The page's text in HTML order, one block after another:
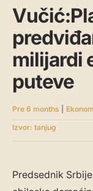
milijardi
puteve
Pre 6 months
Izvor: tanjug
Predsednik